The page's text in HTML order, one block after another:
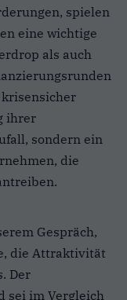
spielen
eine wichtige
als auch
ihrer
sondern ein
die
Gespräch,
die Attraktivität
Der
sei im Vergleich